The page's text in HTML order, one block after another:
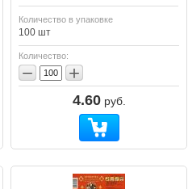
Количество в упаковке
100 шт
Количество:
− +
4.60руб.